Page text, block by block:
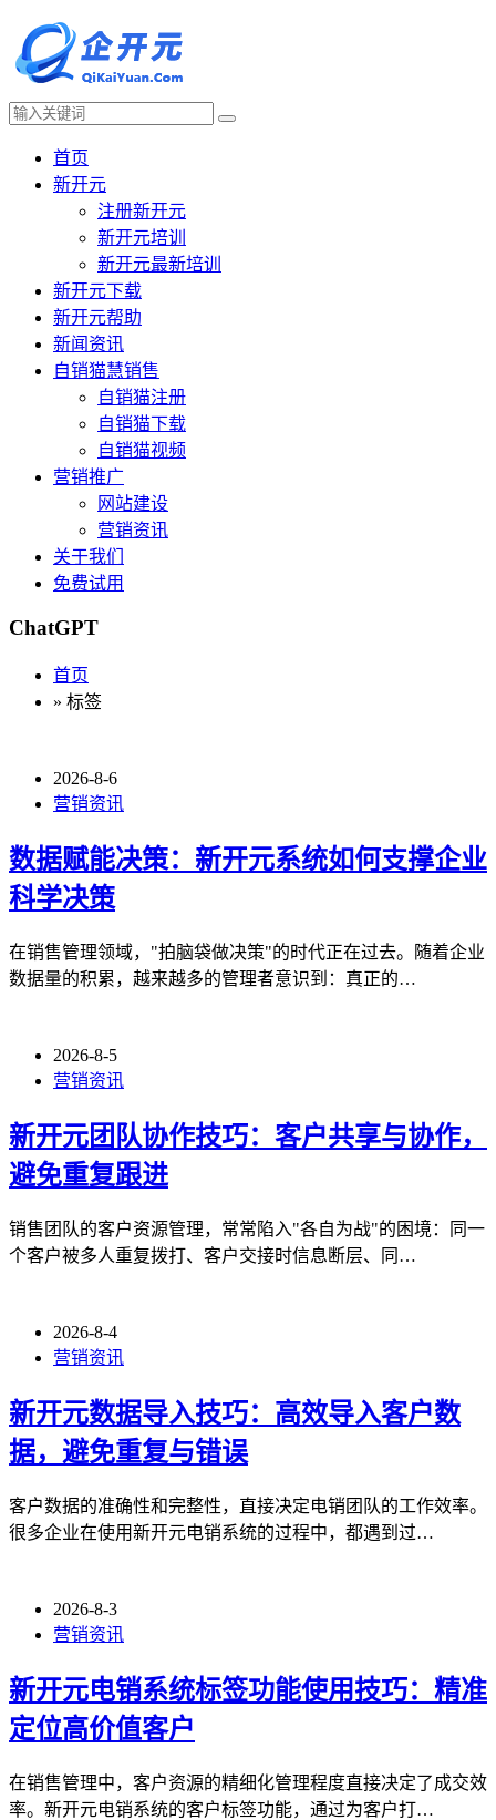
首页
新开元
注册新开元
新开元培训
新开元最新培训
新开元下载
新开元帮助
新闻资讯
自销猫慧销售
自销猫注册
自销猫下载
自销猫视频
营销推广
网站建设
营销资讯
关于我们
免费试用
ChatGPT
首页
» 标签
2026-8-6
营销资讯
数据赋能决策：新开元系统如何支撑企业
科学决策
在销售管理领域，"拍脑袋做决策"的时代正在过去。随着企业
数据量的积累，越来越多的管理者意识到：真正的…
2026-8-5
营销资讯
新开元团队协作技巧：客户共享与协作，
避免重复跟进
销售团队的客户资源管理，常常陷入"各自为战"的困境：同一
个客户被多人重复拨打、客户交接时信息断层、同…
2026-8-4
营销资讯
新开元数据导入技巧：高效导入客户数
据，避免重复与错误
客户数据的准确性和完整性，直接决定电销团队的工作效率。
很多企业在使用新开元电销系统的过程中，都遇到过…
2026-8-3
营销资讯
新开元电销系统标签功能使用技巧：精准
定位高价值客户
在销售管理中，客户资源的精细化管理程度直接决定了成交效
率。新开元电销系统的客户标签功能，通过为客户打…